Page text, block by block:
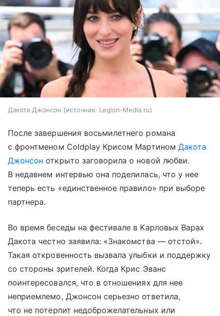
Дакота Джонсон источник: Legion-Media.ru
После завершения восьмилетнего романа
с фронтменом Coldplay Крисом Мартином Дакота
Джонсон открыто заговорила о новой любви.
В недавнем интервью она поделилась, что у нее
теперь есть «единственное правило» при выборе
партнера.
Во время беседы на фестивале в Карловых Варах
Дакота честно заявила: «Знакомства — отстой».
Такая откровенность вызвала улыбки и поддержку
со стороны зрителей. Когда Крис Эванс
поинтересовался, что в отношениях для нее
неприемлемо, Джонсон серьезно ответила,
что не потерпит недоброжелательных или